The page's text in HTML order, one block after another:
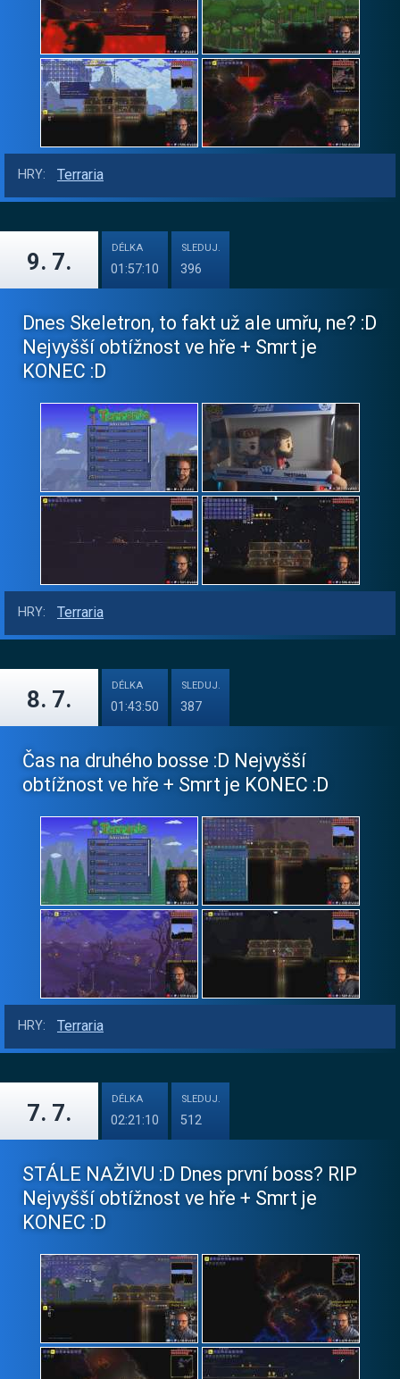
HRY: Terraria
9. 7.
DÉLKA
01:57:10
SLEDUJ.
396
Dnes Skeletron, to fakt už ale umřu, ne? :D
Nejvyšší obtížnost ve hře + Smrt je
KONEC :D
HRY: Terraria
8. 7.
DÉLKA
01:43:50
SLEDUJ.
387
Čas na druhého bosse :D Nejvyšší
obtížnost ve hře + Smrt je KONEC :D
HRY: Terraria
7. 7.
DÉLKA
02:21:10
SLEDUJ.
512
STÁLE NAŽIVU :D Dnes první boss? RIP
Nejvyšší obtížnost ve hře + Smrt je
KONEC :D